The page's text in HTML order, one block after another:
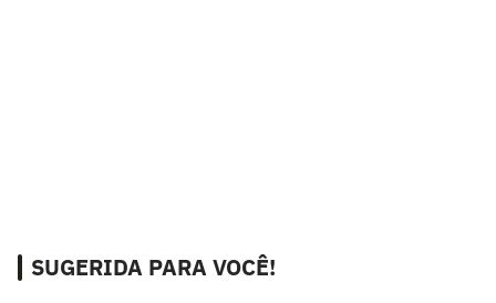
SUGERIDA PARA VOCÊ!